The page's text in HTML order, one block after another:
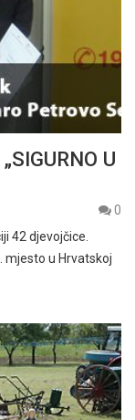
U
0
42 djevojčice.
mjesto u Hrvatskoj